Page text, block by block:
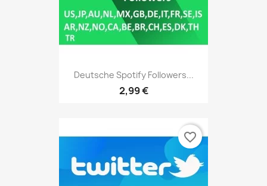
Deutsche Spotify Followers...
2,99 €
favorite_border